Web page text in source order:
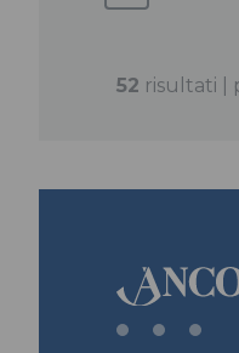
52 risultati |